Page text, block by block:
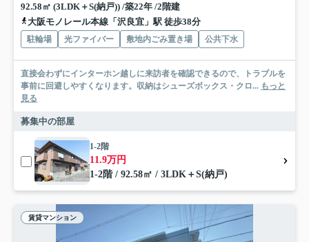
92.58㎡ (3LDK＋S(納戸)) /築22年 /2階建
大阪モノレール本線「沢良宜」駅 徒歩38分
駐輪場 光ファイバー 敷地内ごみ置き場 公共下水
直接会わずにインターホン越しに来訪者を確認できるので、トラブルを
事前に回避しやすくなります。収納はシューズボックス・クロ... もっと
見る
募集中の部屋
1-2階
11.9万円
1-2階 / 92.58㎡ / 3LDK＋S(納戸)
賃貸マンション